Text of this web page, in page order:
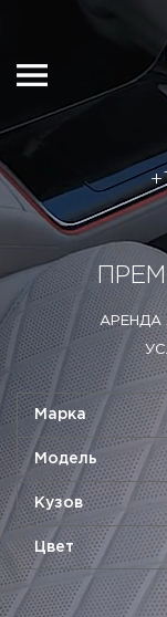
АРЕНДА
Марка
Модель
Кузов
Цвет